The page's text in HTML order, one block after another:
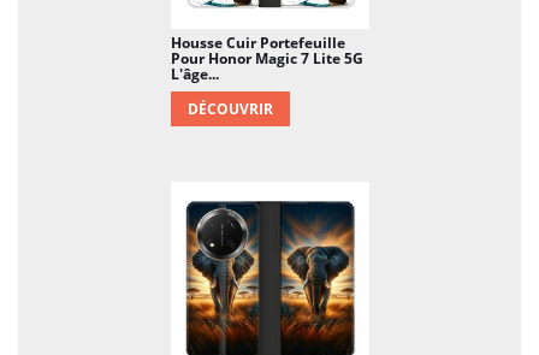
Housse Cuir Portefeuille
Pour Honor Magic 7 Lite 5G
L'âge...
DÉCOUVRIR